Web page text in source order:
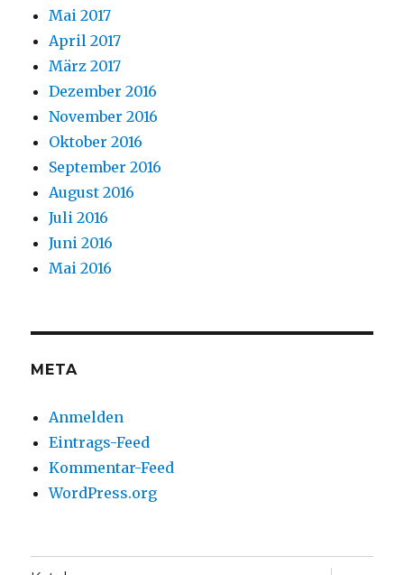
Mai 2017
April 2017
März 2017
Dezember 2016
November 2016
Oktober 2016
September 2016
August 2016
Juli 2016
Juni 2016
Mai 2016
META
Anmelden
Eintrags-Feed
Kommentar-Feed
WordPress.org